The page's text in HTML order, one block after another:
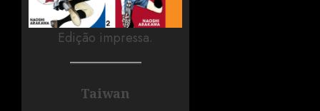
Edição impressa.
Taiwan